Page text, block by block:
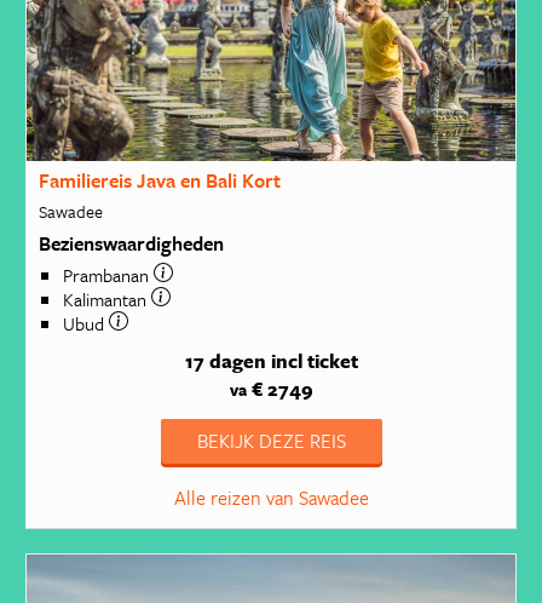
Familiereis Java en Bali Kort
Sawadee
Bezienswaardigheden
Prambanan
Kalimantan
Ubud
17 dagen incl ticket
va€ 2749
BEKIJK DEZE REIS
Alle reizen van Sawadee